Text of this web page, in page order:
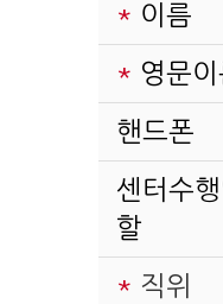
직위, 연
- 개인정
개인정
연구소
- 서비스
- 콘텐츠
- 회원 관
* 이름
* 영문이
핸드폰
센터수행
할
* 직위